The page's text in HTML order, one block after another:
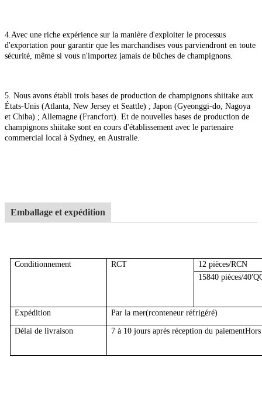
4. Avec une riche expérience sur la manière d'exploiter le processus
d'exportation pour garantir que les marchandises vous parviendront en toute
sécurité, même si vous n'importez jamais de bûches de champignons.
5. Nous avons établi trois bases de production de champignons shiitake aux
États-Unis (Atlanta, New Jersey et Seattle) ; Japon (Gyeonggi-do, Nagoya
et Chiba) ; Allemagne (Francfort). Et de nouvelles bases de production de
champignons shiitake sont en cours d'établissement avec le partenaire
commercial local à Sydney, en Australie.
Emballage et expédition
Conditionnement RCT
12 pièces/RCN
15840 pièces/40'
Expédition Par la mer(rconteneur réfrigéré)
Délai de livraison 7 à 10 jours après réception du paiement